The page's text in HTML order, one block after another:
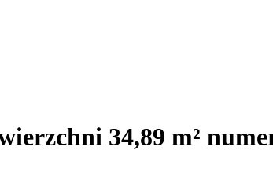
34,89 m²